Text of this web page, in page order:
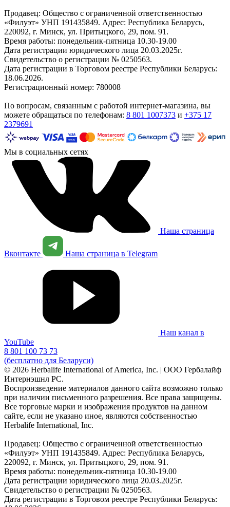
Продавец: Общество с ограниченной ответственностью
«Филуэт» УНП 191435849. Адрес: Республика Беларусь,
220092, г. Минск, ул. Притыцкого, 29, пом. 91.
Время работы: понедельник-пятница 10.30-19.00
Дата регистрации юридического лица 20.03.2025г.
Свидетельство о регистрации № 0250563.
Дата регистрации в Торговом реестре Республики Беларусь:
18.06.2026.
Регистрационный номер: 780008
По вопросам, связанным с работой интернет-магазина, вы
можете обращаться по телефонам: 8 801 1007373 и +375 17
2379691
Мы в социальных сетях
Наша страница
Вконтакте Наша страница в Telegram
Наш канал в
YouTube
8 801 100 73 73
(бесплатно для Беларуси)
© 2026 Herbalife International of America, Inc. | ООО Гербалайф
Интернэшнл РС.
Воспроизведение материалов данного сайта возможно только
при наличии письменного разрешения. Все права защищены.
Все торговые марки и изображения продуктов на данном
сайте, если не указано иное, являются собственностью
Herbalife International, Inc.
Продавец: Общество с ограниченной ответственностью
«Филуэт» УНП 191435849. Адрес: Республика Беларусь,
220092, г. Минск, ул. Притыцкого, 29, пом. 91.
Время работы: понедельник-пятница 10.30-19.00
Дата регистрации юридического лица 20.03.2025г.
Свидетельство о регистрации № 0250563.
Дата регистрации в Торговом реестре Республики Беларусь: